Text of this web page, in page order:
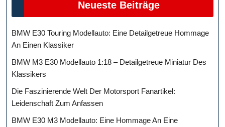
Neueste Beiträge
BMW E30 Touring Modellauto: Eine Detailgetreue Hommage
An Einen Klassiker
BMW M3 E30 Modellauto 1:18 – Detailgetreue Miniatur Des
Klassikers
Die Faszinierende Welt Der Motorsport Fanartikel:
Leidenschaft Zum Anfassen
BMW E30 M3 Modellauto: Eine Hommage An Eine